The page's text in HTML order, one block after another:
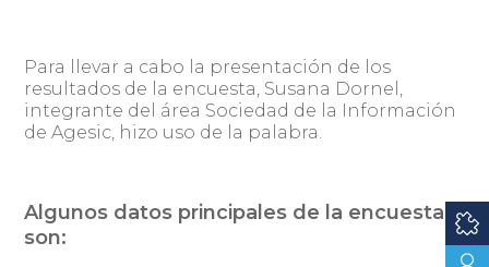
Para llevar a cabo la presentación de los
resultados de la encuesta, Susana Dornel,
integrante del área Sociedad de la Información
de Agesic, hizo uso de la palabra.
Algunos datos principales de la encuesta
son: